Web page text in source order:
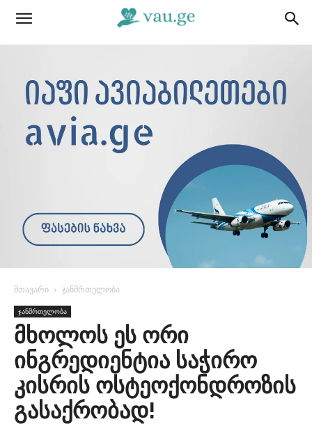
მთავარი ჯანმრთელობა
ჯანმრთელობა
მხოლოს ეს ორი
ინგრედიენტია საჭირო
კისრის ოსტეოქონდროზის
გასაქრობად!